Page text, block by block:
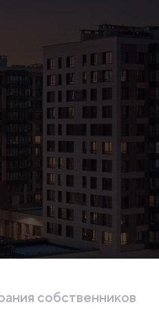
собственников